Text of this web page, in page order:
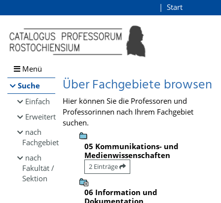
Browsen
direkt zum Inhalt
Start
Menü
Suche
Einfach
Erweitert
nach
Fachgebiet
nach
Fakultät /
Sektion
Über Fachgebiete browsen
Hier können Sie die Professoren und
Professorinnen nach Ihrem Fachgebiet
suchen.
05 Kommunikations- und
Medienwissenschaften
2 Einträge
06 Information und
Dokumentation